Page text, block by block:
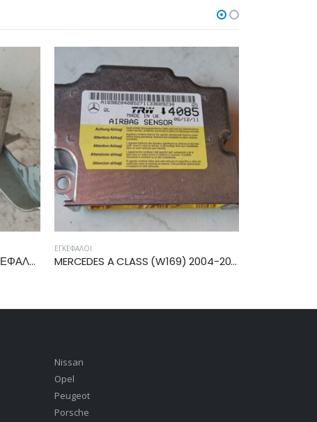
MERCEDES A CLASS (W169) 2004-2012 ΕΓΚΕΦΑΛΟΣ ECU AIRBAG A169820408
ΕΓΚΈΦΑΛΟΙ
Nissan
Opel
Peugeot
Porsche